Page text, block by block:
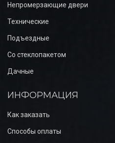
Непромерзающие двери
Технические
Подъездные
Со стеклопакетом
Дачные
ИНФОРМАЦИЯ
Как заказать
Способы оплаты